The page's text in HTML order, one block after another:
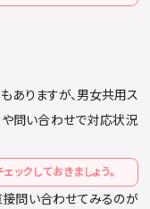
ありますが、男女共用ス
や問い合わせで対応状況
クしておきましょう。
問い合わせてみるのが